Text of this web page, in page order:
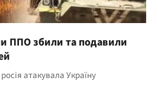
ППО збили та подавили
атакувала Україну